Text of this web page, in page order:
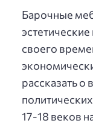
Барочные
своего
рассказать о
17-18 веков